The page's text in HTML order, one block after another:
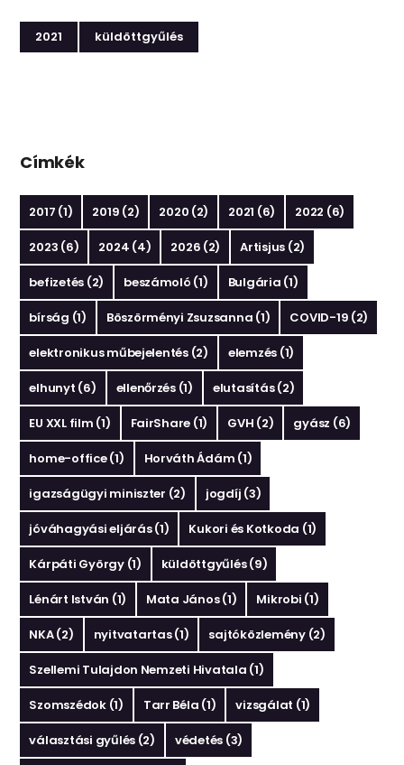
2021 küldöttgyűlés
Címkék
2017 (1) 2019 (2) 2020 (2) 2021 (6) 2022 (6)
2023 (6) 2024 (4) 2026 (2) Artisjus (2)
befizetés (2) beszámoló (1) Bulgária (1)
bírság (1) Böszörményi Zsuzsanna (1) COVID-19 (2)
elektronikus műbejelentés(2) elemzés (1)
elhunyt (6) ellenőrzés(1) elutasítás(2)
EU XXL film (1) FairShare (1) GVH (2) gyász (6)
home-office(1) Horváth Ádám (1)
igazságügyi miniszter (2) jogdíj (3)
jóváhagyási eljárás(1) Kukori és Kotkoda (1)
Kárpáti György(1) küldöttgyűlés(9)
Lénárt István (1) Mata János(1) Mikrobi (1)
NKA(2) nyitvatartas(1) sajtóközlemény(2)
Szellemi Tulajdon Nemzeti Hivatala (1)
Szomszédok(1) Tarr Béla (1) vizsgálat (1)
választási gyűlés (2) védetés (3)